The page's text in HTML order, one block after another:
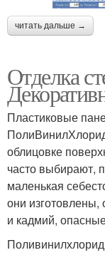
читать дальше →
Отделка
Пластиковые
облицовке
часто выбирают,
маленькая
они изготовлены,
и кадмий,